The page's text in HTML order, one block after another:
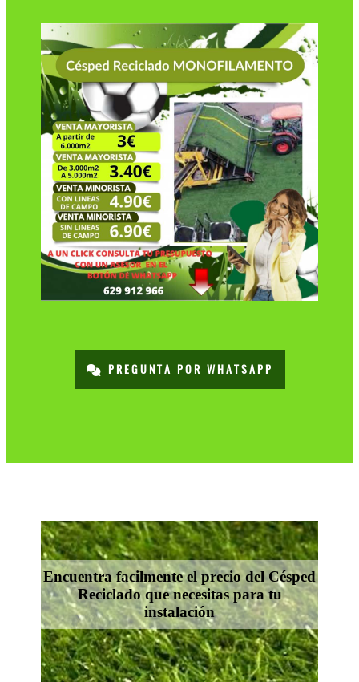
PREGUNTA POR WHATSAPP
Encuentra facilmente el precio del Césped
Reciclado que necesitas para tu
instalación